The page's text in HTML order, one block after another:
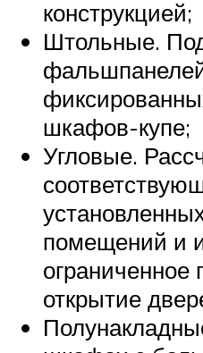
конструкцией;
Штольные.
шкафов-купе;
Угловые.
помещений и
ограниченное
открытие